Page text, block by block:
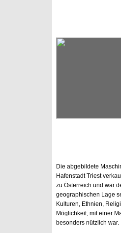
Die abgebildete
Hafenstadt Triest
zu Österreich und war
geographischen Lage
Kulturen, Ethnien,
Möglichkeit, mit einer
besonders nützlich war.